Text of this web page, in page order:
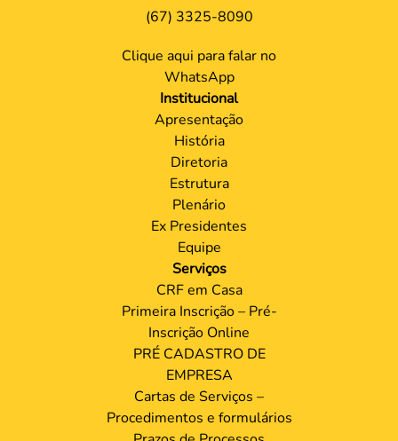
(67) 3325-8090
Clique aqui para falar no
WhatsApp
Institucional
Apresentação
História
Diretoria
Estrutura
Plenário
Ex Presidentes
Equipe
Serviços
CRF em Casa
Primeira Inscrição – Pré-
Inscrição Online
PRÉ CADASTRO DE
EMPRESA
Cartas de Serviços –
Procedimentos e formulários